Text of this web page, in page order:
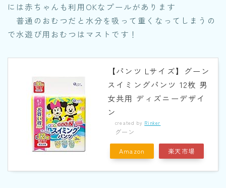
には赤ちゃんも利用OKなプールがあります
普通のおむつだと水分を吸って重くなってしまうの
で水遊び用おむつはマストです！
【パンツ Lサイズ】グーン
スイミングパンツ 12枚 男
女共用 ディズニーデザイ
ン
created by Rinker
グーン
Amazon 楽天市場